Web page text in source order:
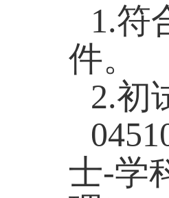
1.符
件。
2.初
士-学